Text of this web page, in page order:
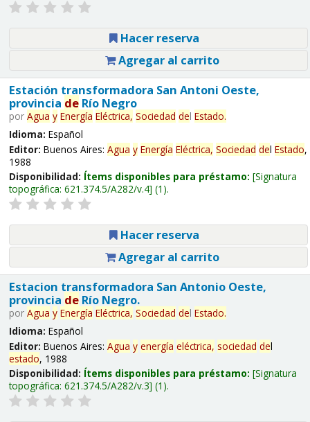
Hacer reserva
Agregar al carrito
Estación transformadora San Antoni Oeste,
provincia deRío Negro
por Agua y Energía Eléctrica, Sociedad del Estado.
Idioma: Español
Editor: Buenos Aires: Agua y Energía Eléctrica, Sociedad del Estado,
1988
Disponibilidad: Ítems disponibles para préstamo: Signatura
topográfica: 621.374.5/A282/v.4 (1).
Hacer reserva
Agregar al carrito
Estacion transformadora San Antonio Oeste,
provincia deRío Negro.
por Agua y Energía Eléctrica, Sociedad del Estado.
Idioma: Español
Editor: Buenos Aires: Agua y energía eléctrica, sociedad del
estado, 1988
Disponibilidad: Ítems disponibles para préstamo: Signatura
topográfica: 621.374.5/A282/v.3 (1).